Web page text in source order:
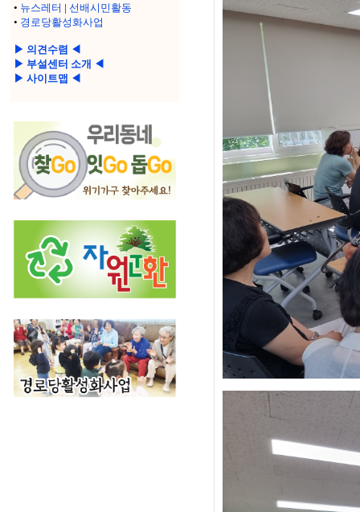
• 뉴스레터 | 선배시민활동
• 경로당활성화사업
▶ 의견수렴 ◀
▶ 부설센터 소개 ◀
▶ 사이트맵 ◀